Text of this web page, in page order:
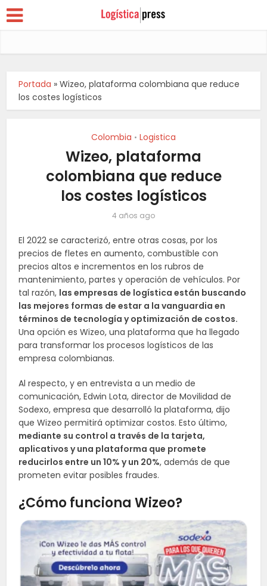
Portada »Wizeo, plataforma colombiana que reduce
los costes logísticos
Colombia • Logistica
Wizeo, plataforma
colombiana que reduce
los costes logísticos
4 años ago
El 2022 se caracterizó, entre otras cosas, por los
precios de fletes en aumento, combustible con
precios altos e incrementos en los rubros de
mantenimiento, partes y operación de vehículos. Por
tal razón, las empresas de logística están buscando
las mejores formas de estar a la vanguardia en
términos de tecnología y optimización de costos.
Una opción es Wizeo, una plataforma que ha llegado
para transformar los procesos logísticos de las
empresa colombianas.
Al respecto, y en entrevista a un medio de
comunicación, Edwin Lota, director de Movilidad de
Sodexo, empresa que desarrolló la plataforma, dijo
que Wizeo permitirá optimizar costos. Esto último,
mediante su control a través de la tarjeta,
aplicativos y una plataforma que promete
reducirlos entre un 10% y un 20%, además de que
prometen evitar posibles fraudes.
¿Cómo funciona Wizeo?